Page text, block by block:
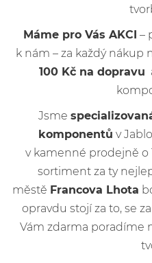
Máme pro Vás AKCI –
k nám – za každý nákup
100 Kč na dopravu
Jsme
komponentů v
v kamenné prodejně o
sortiment za ty
městě Francova Lhota
opravdu stojí za to, se
Vám zdarma poradíme